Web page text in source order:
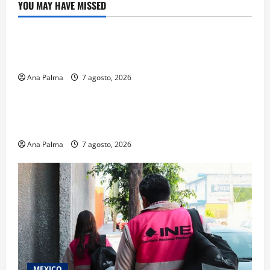
YOU MAY HAVE MISSED
Crítica de Cine
Ana Palma 7 agosto, 2026
Educación
Ana Palma 7 agosto, 2026